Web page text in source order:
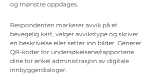
og mønstre oppdages.
Respondenten markerer avvik på et
bevegelig kart, velger avvikstype og skriver
en beskrivelse eller setter inn bilder. Generer
QR-koder for undersøkelsene/rapportene
dine for enkel administrasjon av digitale
innbyggerdialoger.